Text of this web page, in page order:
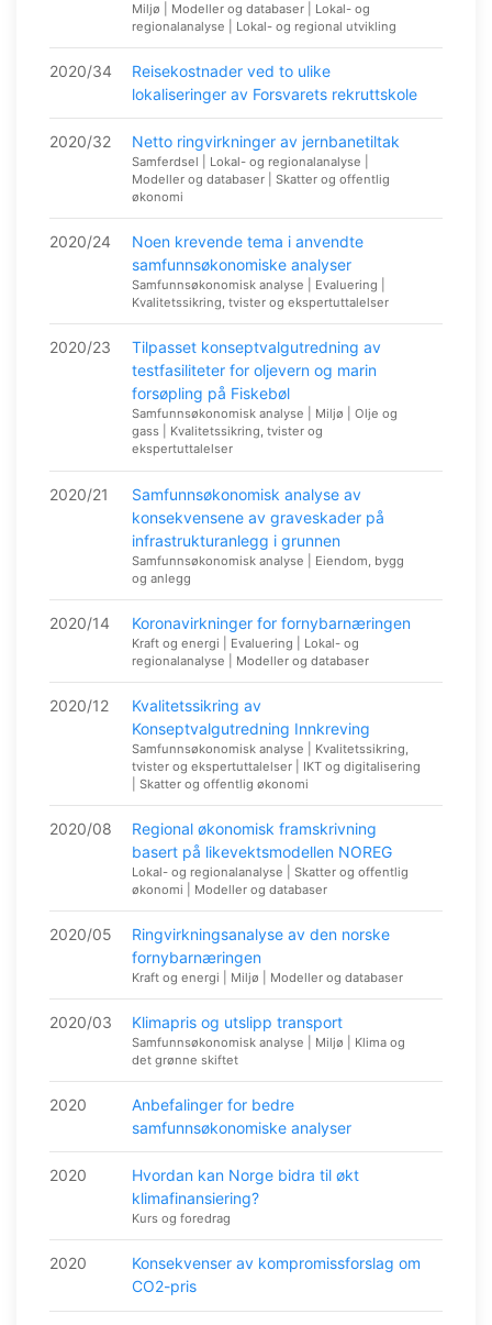
Miljø | Modeller og databaser | Lokal- og
regionalanalyse | Lokal- og regional utvikling
2020/34
Reisekostnader ved to ulike
lokaliseringer av Forsvarets rekruttskole
2020/32 Netto ringvirkninger av jernbanetiltak
Samferdsel | Lokal- og regionalanalyse |
Modeller og databaser | Skatter og offentlig
økonomi
2020/24
Noen krevende tema i anvendte
samfunnsøkonomiske analyser
Samfunnsøkonomisk analyse | Evaluering |
Kvalitetssikring, tvister og ekspertuttalelser
2020/23
Tilpasset konseptvalgutredning av
testfasiliteter for oljevern og marin
forsøpling på Fiskebøl
Samfunnsøkonomisk analyse | Miljø | Olje og
gass | Kvalitetssikring, tvister og
ekspertuttalelser
2020/21
Samfunnsøkonomisk analyse av
konsekvensene av graveskader på
infrastrukturanlegg i grunnen
Samfunnsøkonomisk analyse | Eiendom, bygg
og anlegg
2020/14 Koronavirkninger for fornybarnæringen
Kraft og energi | Evaluering | Lokal- og
regionalanalyse | Modeller og databaser
2020/12
Kvalitetssikring av
Konseptvalgutredning Innkreving
Samfunnsøkonomisk analyse | Kvalitetssikring,
tvister og ekspertuttalelser | IKT og digitalisering
| Skatter og offentlig økonomi
2020/08
Regional økonomisk framskrivning
basert på likevektsmodellen NOREG
Lokal- og regionalanalyse | Skatter og offentlig
økonomi | Modeller og databaser
2020/05
Ringvirkningsanalyse av den norske
fornybarnæringen
Kraft og energi | Miljø | Modeller og databaser
2020/03 Klimapris og utslipp transport
Samfunnsøkonomisk analyse | Miljø | Klima og
det grønne skiftet
2020
Anbefalinger for bedre
samfunnsøkonomiske analyser
2020
Hvordan kan Norge bidra til økt
klimafinansiering?
Kurs og foredrag
2020
Konsekvenser av kompromissforslag om
CO2-pris